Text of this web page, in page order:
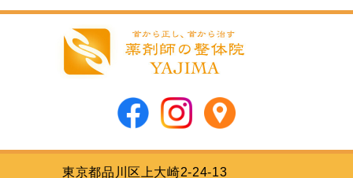
東京都品川区上大崎2-24-13